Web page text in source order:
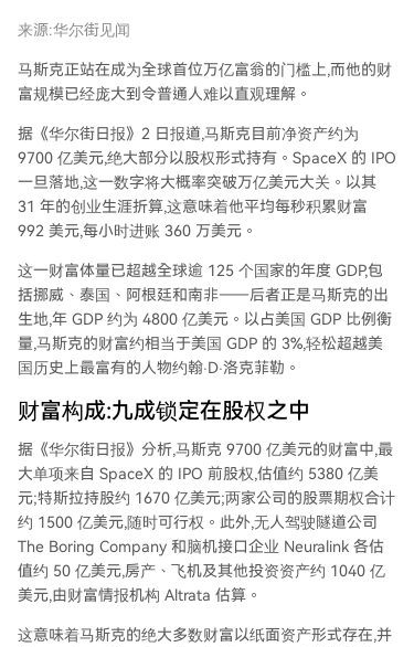
来源:华尔街见闻
马斯克正站在成为全球首位万亿富翁的门槛上,而他的财
富规模已经庞大到令普通人难以直观理解。
据《华尔街日报》2 日报道,马斯克目前净资产约为
9700 亿美元,绝大部分以股权形式持有。SpaceX 的 IPO
一旦落地,这一数字将大概率突破万亿美元大关。以其
31 年的创业生涯折算,这意味着他平均每秒积累财富
992 美元,每小时进账 360 万美元。
这一财富体量已超越全球逾 125 个国家的年度 GDP,包
括挪威、泰国、阿根廷和南非——后者正是马斯克的出
生地,年 GDP 约为 4800 亿美元。以占美国 GDP 比例衡
量,马斯克的财富约相当于美国 GDP 的 3%,轻松超越美
国历史上最富有的人物约翰·D·洛克菲勒。
财富构成:九成锁定在股权之中
据《华尔街日报》分析,马斯克 9700 亿美元的财富中,最
大单项来自 SpaceX 的 IPO 前股权,估值约 5380 亿美
元;特斯拉持股约 1670 亿美元;两家公司的股票期权合计
约 1500 亿美元,随时可行权。此外,无人驾驶隧道公司
The Boring Company 和脑机接口企业 Neuralink 各估
值约 50 亿美元,房产、飞机及其他投资资产约 1040 亿
美元,由财富情报机构 Altrata 估算。
这意味着马斯克的绝大多数财富以纸面资产形式存在,并